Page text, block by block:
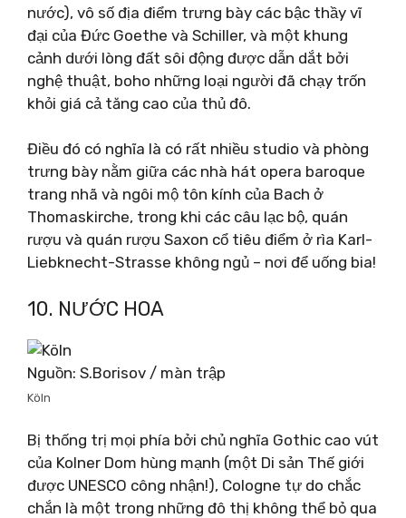
nước), vô số địa điểm trưng bày các bậc thầy vĩ
đại của Đức Goethe và Schiller, và một khung
cảnh dưới lòng đất sôi động được dẫn dắt bởi
nghệ thuật, boho những loại người đã chạy trốn
khỏi giá cả tăng cao của thủ đô.
Điều đó có nghĩa là có rất nhiều studio và phòng
trưng bày nằm giữa các nhà hát opera baroque
trang nhã và ngôi mộ tôn kính của Bach ở
Thomaskirche, trong khi các câu lạc bộ, quán
rượu và quán rượu Saxon cổ tiêu điểm ở rìa Karl-
Liebknecht-Strasse không ngủ – nơi để uống bia!
10. NƯỚC HOA
Nguồn: S.Borisov / màn trập
Köln
Bị thống trị mọi phía bởi chủ nghĩa Gothic cao vút
của Kolner Dom hùng mạnh (một Di sản Thế giới
được UNESCO công nhận!), Cologne tự do chắc
chắn là một trong những đô thị không thể bỏ qua